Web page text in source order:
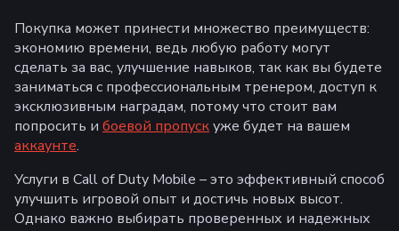
Покупка может принести множество преимуществ:
экономию времени, ведь любую работу могут
сделать за вас, улучшение навыков, так как вы будете
заниматься с профессиональным тренером, доступ к
эксклюзивным наградам, потому что стоит вам
попросить и боевой пропускуже будет на вашем
аккаунте.
Услуги в Call of Duty Mobile – это эффективный способ
улучшить игровой опыт и достичь новых высот.
Однако важно выбирать проверенных и надежных